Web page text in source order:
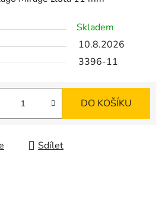
Skladem
10.8.2026
3396-11
DO KOŠÍKU
Sdílet